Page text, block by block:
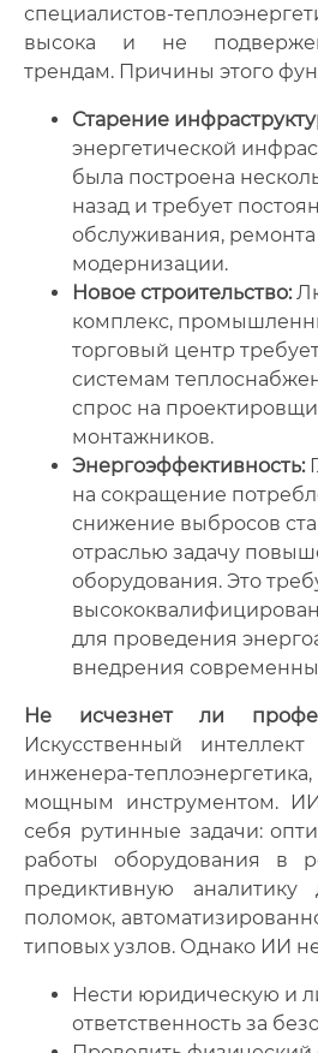
специалистов-
высока и не
трендам. Причины этого
Старение
энергетической
была построена
назад и требует
обслуживания,
модернизации.
Новое строительство:
комплекс,
торговый центр
системам
спрос на
монтажников.
Энергоэффективность:
на сокращение
снижение выбросов
отраслью задачу
оборудования. Это
для проведения
внедрения
Не исчезнет ли
Искусственный
инженера-
мощным инструментом.
себя рутинные задачи:
работы оборудования в
предиктивную аналитику
поломок,
типовых узлов. Однако ИИ
Нести юридическую и
ответственность за